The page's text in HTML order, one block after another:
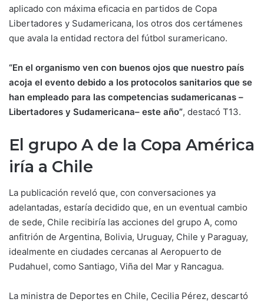
aplicado con máxima eficacia en partidos de Copa
Libertadores y Sudamericana, los otros dos certámenes
que avala la entidad rectora del fútbol suramericano.
“En el organismo ven con buenos ojos que nuestro país
acoja el evento debido a los protocolos sanitarios que se
han empleado para las competencias sudamericanas –
Libertadores y Sudamericana– este año”, destacó T13.
El grupo A de la Copa América
iría a Chile
La publicación reveló que, con conversaciones ya
adelantadas, estaría decidido que, en un eventual cambio
de sede, Chile recibiría las acciones del grupo A, como
anfitrión de Argentina, Bolivia, Uruguay, Chile y Paraguay,
idealmente en ciudades cercanas al Aeropuerto de
Pudahuel, como Santiago, Viña del Mar y Rancagua.
La ministra de Deportes en Chile, Cecilia Pérez, descartó